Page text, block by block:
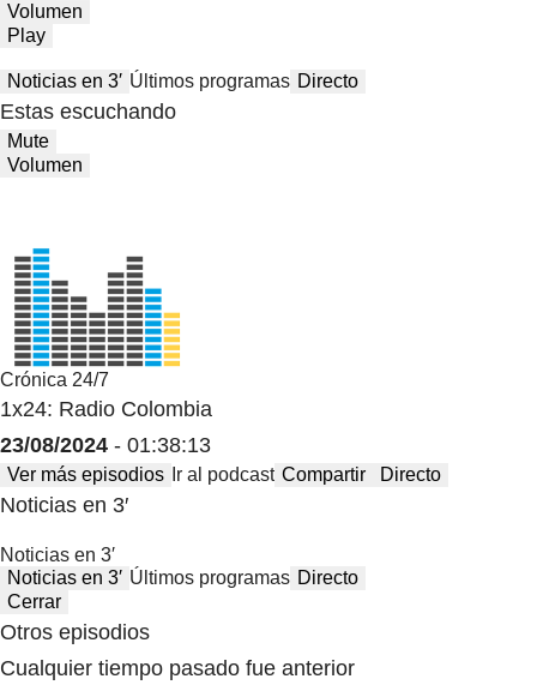
Volumen
Play
Noticias en 3′ Últimos programas Directo
Estas escuchando
Mute
Volumen
Crónica 24/7
1x24: Radio Colombia
23/08/2024 - 01:38:13
Ver más episodios Ir al podcast Compartir Directo
Noticias en 3′
Noticias en 3′
Noticias en 3′ Últimos programas Directo
Cerrar
Otros episodios
Cualquier tiempo pasado fue anterior